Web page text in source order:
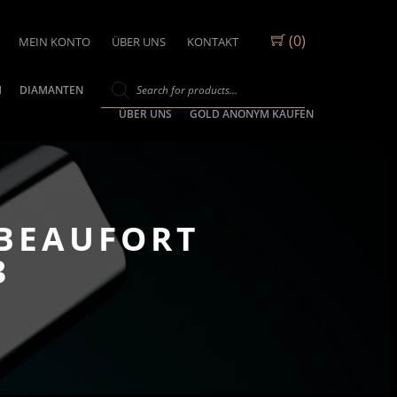
(0)
MEIN KONTO ÜBER UNS KONTAKT
DIAMANTEN
ÜBER UNS
GOLD ANONYM KAUFEN